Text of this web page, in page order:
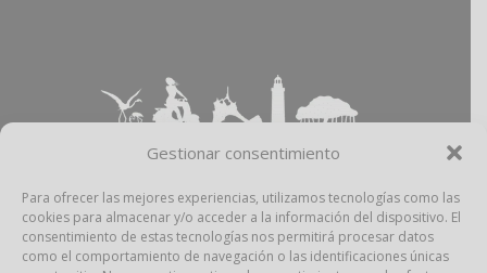
Gestionar consentimiento
Para ofrecer las mejores experiencias, utilizamos tecnologías como las
cookies para almacenar y/o acceder a la información del dispositivo. El
consentimiento de estas tecnologías nos permitirá procesar datos
como el comportamiento de navegación o las identificaciones únicas
Aviso Legal – Política Privacidad–Política
Cookies –Propiedad Intelectual